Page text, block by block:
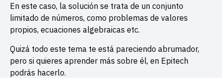
En este caso, la solución se trata de un conjunto
limitado de números, como problemas de valores
propios, ecuaciones algebraicas etc.
Quizá todo este tema te está pareciendo abrumador,
pero si quieres aprender más sobre él, en Epitech
podrás hacerlo.